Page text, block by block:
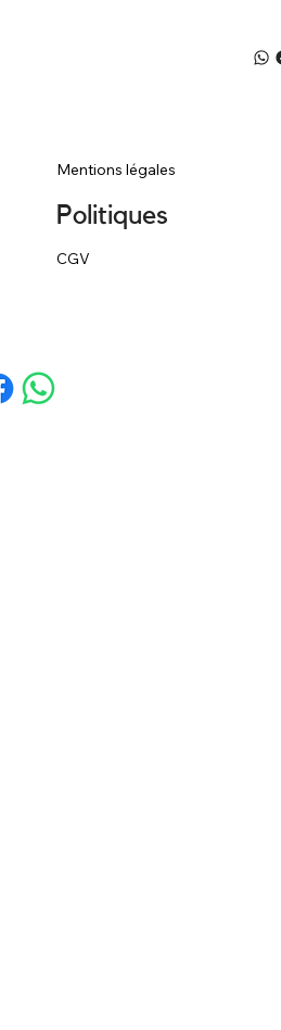
Politiques
Mentions légales
CGV